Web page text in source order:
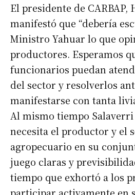
El presidente de CARBAP,
manifestó que “debería
Ministro Yahuar lo que
productores. Esperamos
funcionarios puedan
del sector y resolverlos
manifestarse con tanta
Al mismo tiempo Salaverri
necesita el productor y el
agropecuario en su
juego claras y
tiempo que exhortó a los